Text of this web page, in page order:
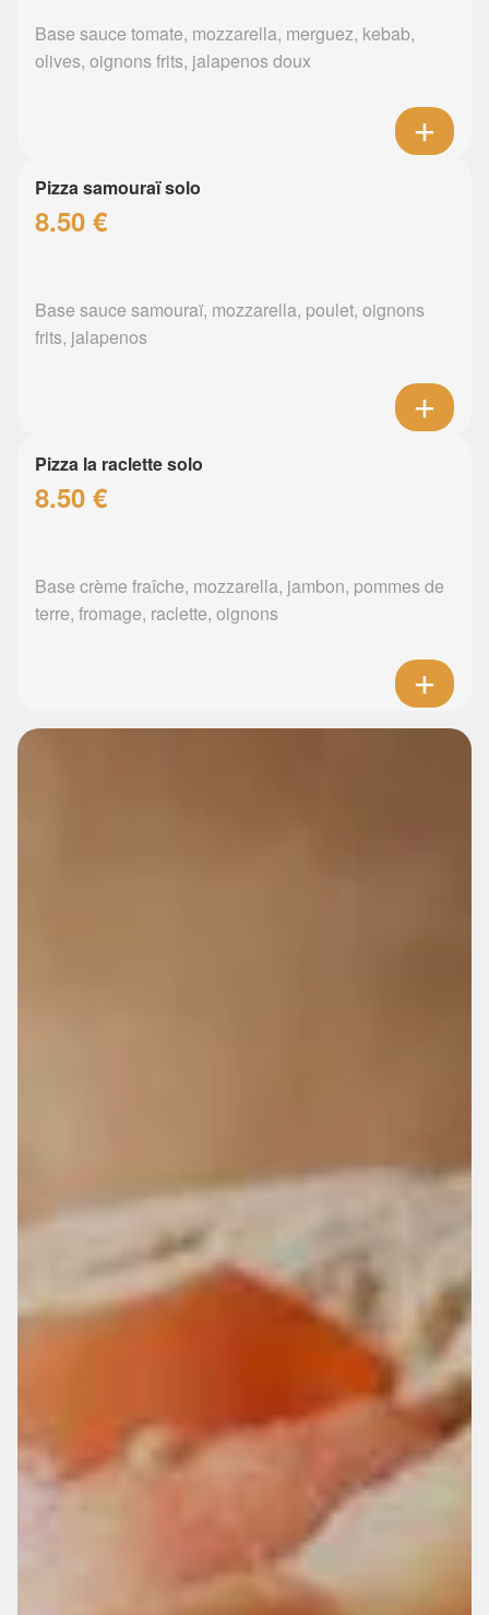
Base sauce tomate, mozzarella, merguez, kebab,
olives, oignons frits, jalapenos doux
Pizza samouraï solo
8.50 €
Base sauce samouraï, mozzarella, poulet, oignons
frits, jalapenos
Pizza la raclette solo
8.50 €
Base crème fraîche, mozzarella, jambon, pommes de
terre, fromage, raclette, oignons